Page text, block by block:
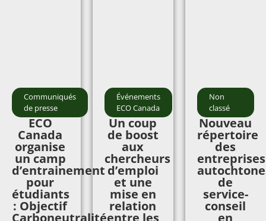
Communiqués
de presse
ECO
Canada
organise
un camp
d’entrainement
pour
étudiants
: Objectif
Événements
ECO Canada
Un coup
de boost
aux
chercheurs
d’emploi
et une
mise en
relation
Non
classé
Nouveau
répertoire
des
entreprises
de
service-
conseil